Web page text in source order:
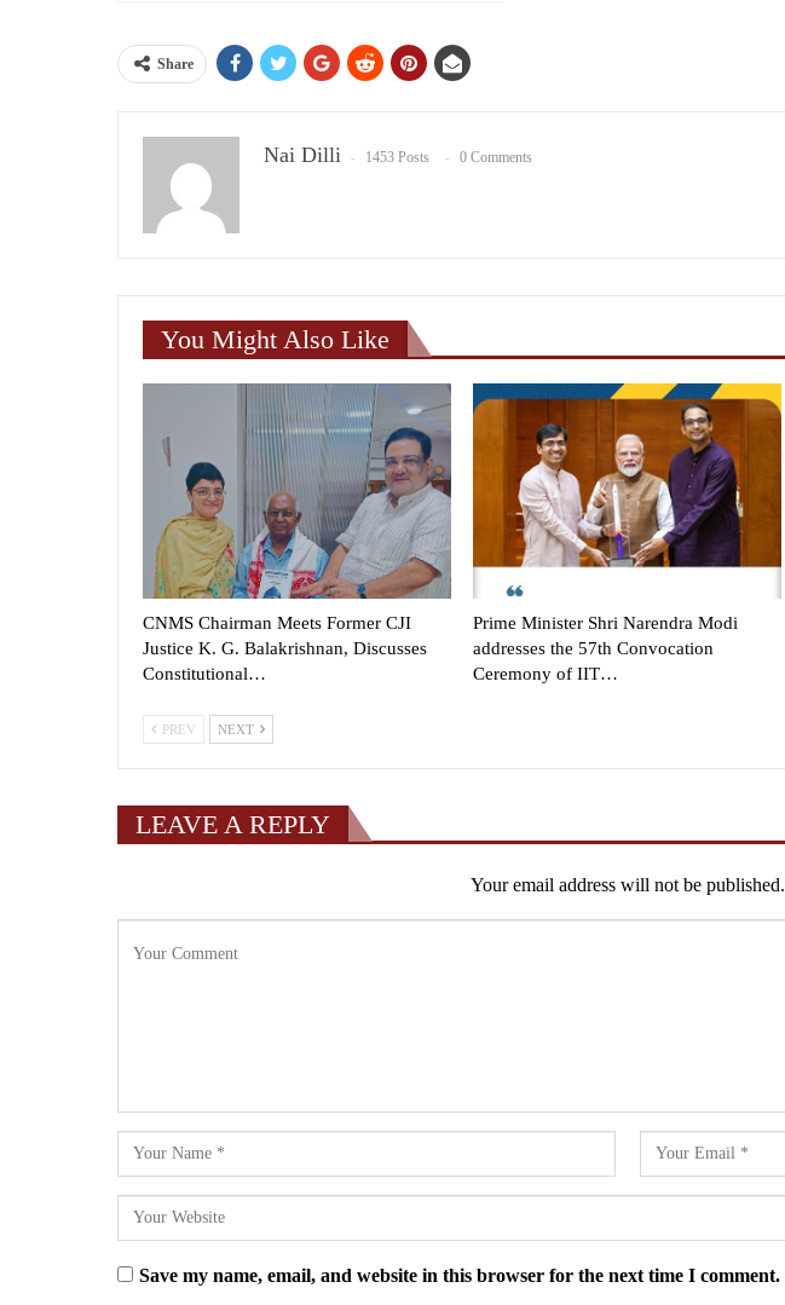
Share
Nai Dilli 1453 Posts 0 Comments
You Might Also Like
CNMS Chairman Meets Former CJI
Justice K. G. Balakrishnan, Discusses
Constitutional…
Prime Minister Shri Narendra Modi
addresses the 57th Convocation
Ceremony of IIT…
PREV NEXT
LEAVE A REPLY
Your email address will not be published.
Save my name, email, and website in this browser for the next time I comment.